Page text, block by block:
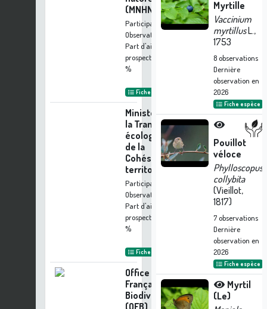
(MNHN)
Participation à 18
Observations
Part d'aide à la
prospection :
%
Fiche organisme
Ministère de
la Transition
écologique et
de la
Cohésion des
territoires
Participation à 9
Observations
Part d'aide à la
prospection :
%
Fiche organisme
Office
Français de la
Biodiversité
Myrtille
Vaccinium
myrtillusL.,
1753
8observations
Dernière
observation en
2026
Fiche espèce
Pouillot
véloce
Phylloscopus
collybita
(Vieillot,
1817)
7observations
Dernière
observation en
2026
Fiche espèce
Myrtil
(Le)